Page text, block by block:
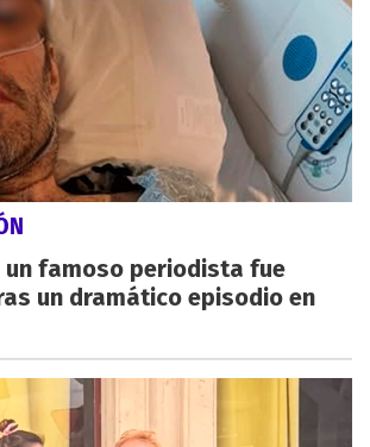
un famoso periodista fue
un dramático episodio en